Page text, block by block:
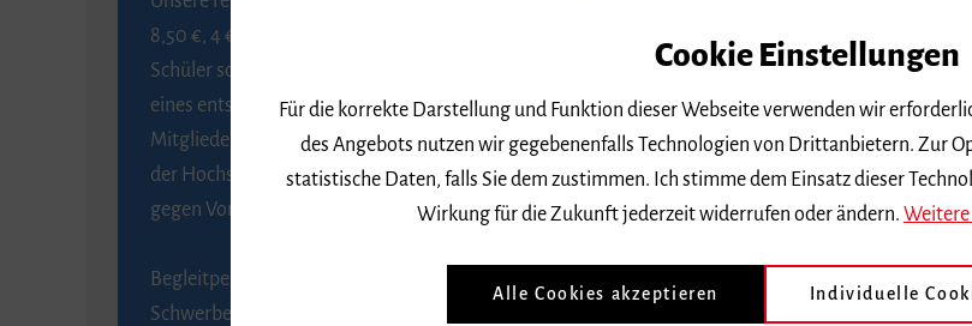
8,50 €, 4 € ermäßigt für Schülerinnen und
Schüler sowie Studierende gegen Vorlage
eines entsprechenden Nachweises, 6 € für
Mitglieder der Gesellschaft zur Förderung
der Hochschule für Musik Freiburg e. V.
gegen Vorlage des Mitgliedsausweises.
Begleitpersonen von Menschen mit
Schwerbehinderung, die das Merkzeichen
Seite von Reservix.
BZ-Kartenservice Freiburg
Kaiser-Joseph-Straße 229
79098 Freiburg
Telefon 0761 4968888 (Reservierungen
Cookie Einstellungen
Für die korrekte Darstellung und Funktion dieser Webseite verwenden wir
des Angebots nutzen wir gegebenenfalls Technologien von Drittanbietern. Zur
statistische Daten, falls Sie dem zustimmen. Ich stimme dem Einsatz dieser
Wirkung für die Zukunft jederzeit widerrufen oder ändern.
Alle Cookies akzeptieren Individuelle